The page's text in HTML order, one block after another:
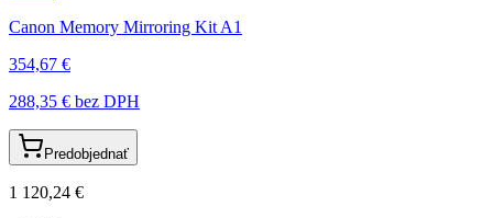
Canon Memory Mirroring Kit A1
354,67 €
288,35 € bez DPH
Predobjednať
1 120,24 €